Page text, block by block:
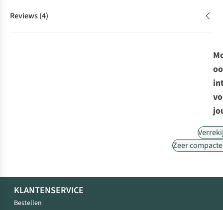
Reviews(4)
Zeer
KLANTENSERVICE
Bestellen